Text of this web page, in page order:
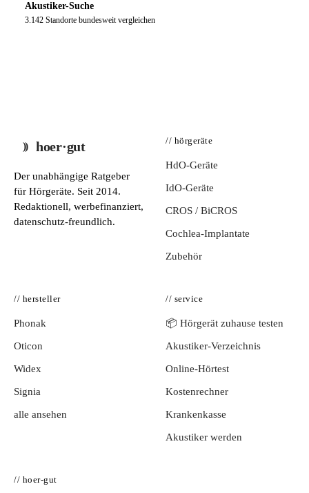
Akustiker-Suche
3.142 Standorte bundesweit vergleichen
hoer·gut
Der unabhängige Ratgeber
für Hörgeräte. Seit 2014.
Redaktionell, werbefinanziert,
datenschutz-freundlich.
// hörgeräte
HdO-Geräte
IdO-Geräte
CROS / BiCROS
Cochlea-Implantate
Zubehör
// hersteller
Phonak
Oticon
Widex
Signia
alle ansehen
// service
📦 Hörgerät zuhause testen
Akustiker-Verzeichnis
Online-Hörtest
Kostenrechner
Krankenkasse
Akustiker werden
// hoer-gut